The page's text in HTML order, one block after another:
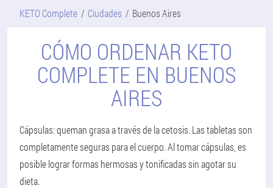
KETO Complete Ciudades Buenos Aires
CÓMO ORDENAR KETO
COMPLETE EN BUENOS
AIRES
Cápsulas: queman grasa a través de la cetosis. Las tabletas son
completamente seguras para el cuerpo. Al tomar cápsulas, es
posible lograr formas hermosas y tonificadas sin agotar su
dieta.